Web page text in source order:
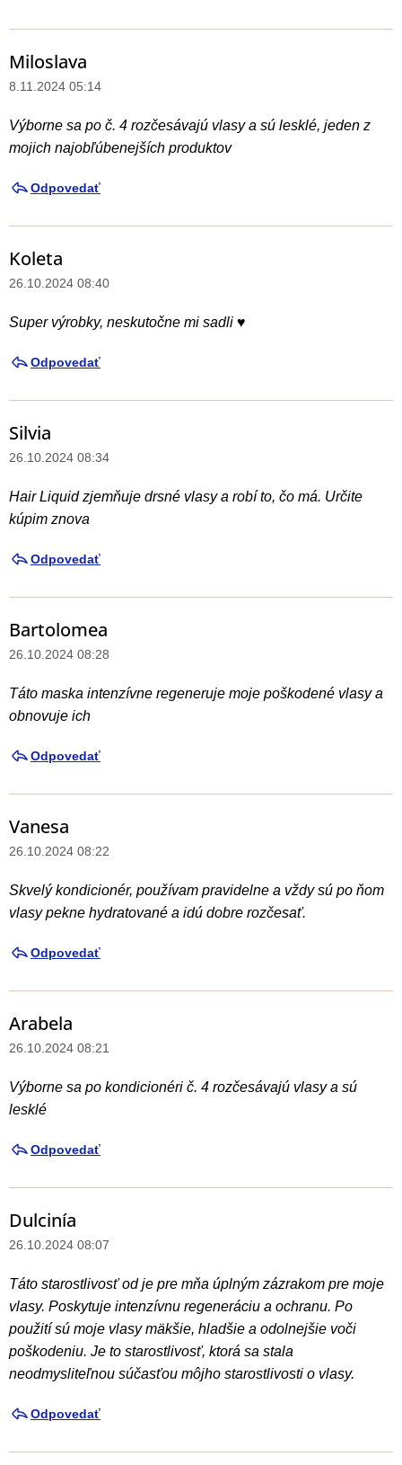
Miloslava
8.11.2024 05:14
Výborne sa po č. 4 rozčesávajú vlasy a sú lesklé, jeden z
mojich najobľúbenejších produktov
Odpovedať
Koleta
26.10.2024 08:40
Super výrobky, neskutočne mi sadli ♥️
Odpovedať
Silvia
26.10.2024 08:34
Hair Liquid zjemňuje drsné vlasy a robí to, čo má. Určite
kúpim znova
Odpovedať
Bartolomea
26.10.2024 08:28
Táto maska intenzívne regeneruje moje poškodené vlasy a
obnovuje ich
Odpovedať
Vanesa
26.10.2024 08:22
Skvelý kondicionér, používam pravidelne a vždy sú po ňom
vlasy pekne hydratované a idú dobre rozčesať.
Odpovedať
Arabela
26.10.2024 08:21
Výborne sa po kondicionéri č. 4 rozčesávajú vlasy a sú
lesklé
Odpovedať
Dulcinía
26.10.2024 08:07
Táto starostlivosť od je pre mňa úplným zázrakom pre moje
vlasy. Poskytuje intenzívnu regeneráciu a ochranu. Po
použití sú moje vlasy mäkšie, hladšie a odolnejšie voči
poškodeniu. Je to starostlivosť, ktorá sa stala
neodmysliteľnou súčasťou môjho starostlivosti o vlasy.
Odpovedať